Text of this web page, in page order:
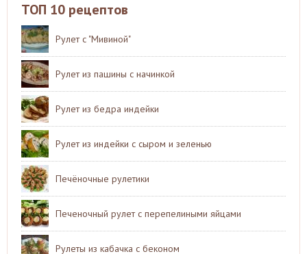
ТОП 10 рецептов
Рулет с "Мивиной"
Рулет из пашины с начинкой
Рулет из бедра индейки
Рулет из индейки с сыром и зеленью
Печёночные рулетики
Печеночный рулет с перепелиными яйцами
Рулеты из кабачка с беконом